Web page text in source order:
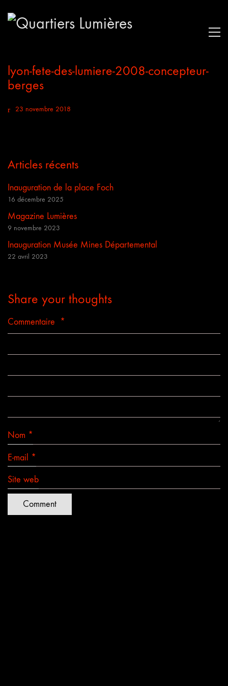
lyon-fete-des-lumiere-2008-concepteur-
berges
23 novembre 2018
Articles récents
Inauguration de la place Foch
16 décembre 2025
Magazine Lumières
9 novembre 2023
Inauguration Musée Mines Départemental
22 avril 2023
Share your thoughts
Commentaire *
Nom *
E-mail *
Site web